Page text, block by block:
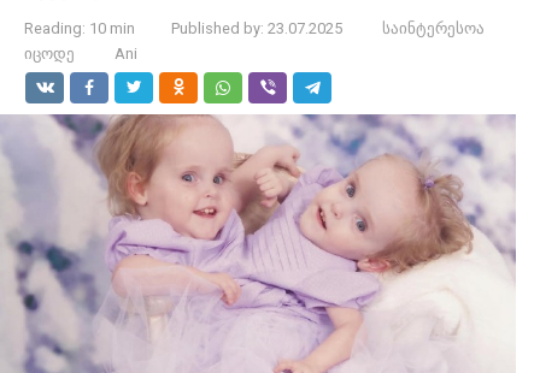
Reading: 10 min Published by: 23.07.2025
საინტერესოა
იცოდე
Ani